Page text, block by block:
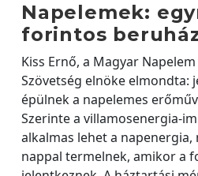
Napelemek:
forintos
Kiss Ernő, a Magyar
Szövetség elnöke elmondta:
épülnek a napelemes
Szerinte a villamosenergia-
alkalmas lehet a napenergia,
nappal termelnek, amikor a